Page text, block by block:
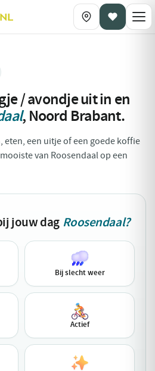
/ avondje uit in en
, Noord Brabant.
eten, een uitje of een goede koffie
van Roosendaal op een
jouw dag Roosendaal?
Bij slecht weer
Actief